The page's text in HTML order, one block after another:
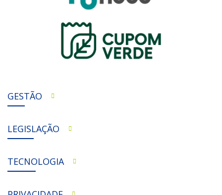
GESTÃO
LEGISLAÇÃO
TECNOLOGIA